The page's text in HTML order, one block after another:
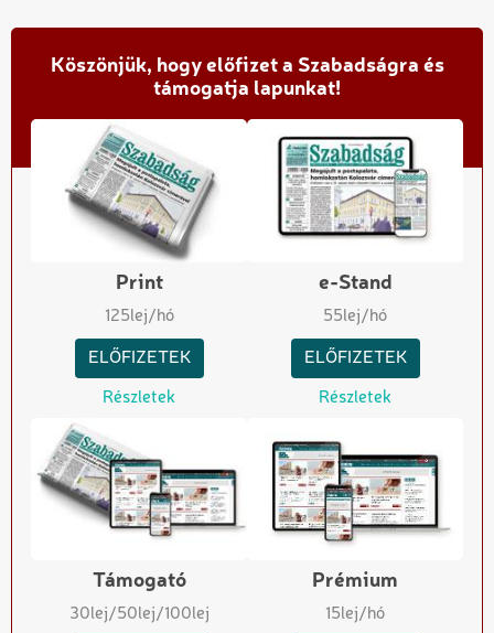
Köszönjük, hogy előfizet a Szabadságra és
támogatja lapunkat!
Print
125lej/hó
ELŐFIZETEK
Részletek
e-Stand
55lej/hó
ELŐFIZETEK
Részletek
Támogató
30lej/50lej/100lej
Prémium
15lej/hó